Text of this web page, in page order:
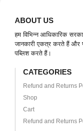
ABOUT US
हम विभिन्न आधिकारिक
जानकारी एकत्र करते हैं और
पब्लिश करते हैं।
CATEGORIES
Refund and Returns
Shop
Cart
Refund and Returns